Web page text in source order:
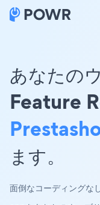
あなたの
Feature
ます。
面倒なコーディング